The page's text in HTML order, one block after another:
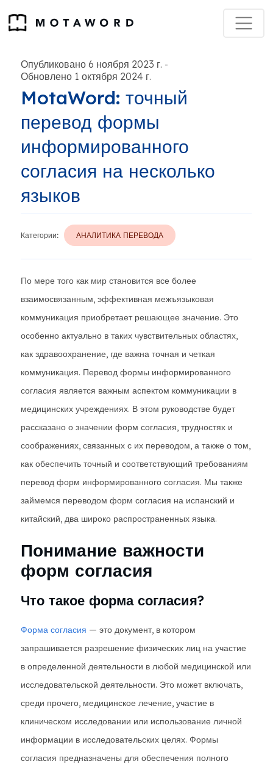
Опубликовано 6 ноября 2023 г. -
Обновлено 1 октября 2024 г.
MotaWord: точный
перевод формы
информированного
согласия на несколько
языков
Категории: АНАЛИТИКА ПЕРЕВОДА
По мере того как мир становится все более
взаимосвязанным, эффективная межъязыковая
коммуникация приобретает решающее значение. Это
особенно актуально в таких чувствительных областях,
как здравоохранение, где важна точная и четкая
коммуникация. Перевод формы информированного
согласия является важным аспектом коммуникации в
медицинских учреждениях. В этом руководстве будет
рассказано о значении форм согласия, трудностях и
соображениях, связанных с их переводом, а также о том,
как обеспечить точный и соответствующий требованиям
перевод форм информированного согласия. Мы также
займемся переводом форм согласия на испанский и
китайский, два широко распространенных языка.
Понимание важности
форм согласия
Что такое форма согласия?
Форма согласия — это документ, в котором
запрашивается разрешение физических лиц на участие
в определенной деятельности в любой медицинской или
исследовательской деятельности. Это может включать,
среди прочего, медицинское лечение, участие в
клиническом исследовании или использование личной
информации в исследовательских целях. Формы
согласия предназначены для обеспечения полного